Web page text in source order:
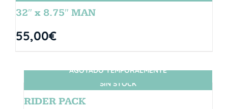
32″ x 8.75″ MAN
55,00€
SIN STOCK
AGOTADO TEMPORALMENTE
RIDER PACK